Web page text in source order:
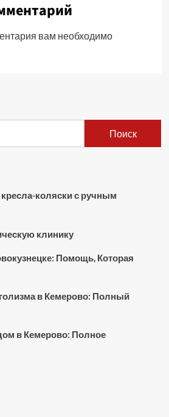
вам необходимо
Поиск
коляски с ручным
клинику
Помощь, Которая
в Кемерово: Полный
в Кемерово: Полное